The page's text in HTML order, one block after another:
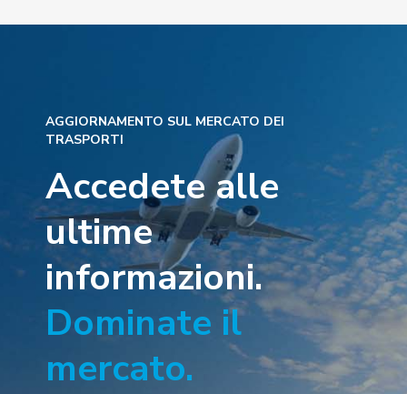
AGGIORNAMENTO SUL MERCATO DEI
TRASPORTI
Accedete alle
ultime
informazioni.
Dominate il
mercato.